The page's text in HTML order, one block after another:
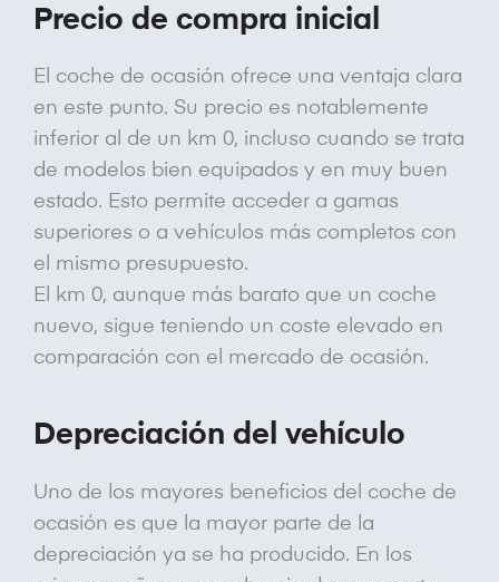
Precio de compra inicial
El coche de ocasión ofrece una ventaja clara
en este punto. Su precio es notablemente
inferior al de un km 0, incluso cuando se trata
de modelos bien equipados y en muy buen
estado. Esto permite acceder a gamas
superiores o a vehículos más completos con
el mismo presupuesto.
El km 0, aunque más barato que un coche
nuevo, sigue teniendo un coste elevado en
comparación con el mercado de ocasión.
Depreciación del vehículo
Uno de los mayores beneficios del coche de
ocasión es que la mayor parte de la
depreciación ya se ha producido. En los